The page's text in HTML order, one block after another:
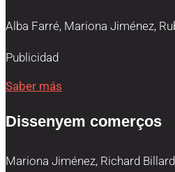
Alba Farré, Mariona Jiménez,
Publicidad
Saber más
Dissenyem comerços
Mariona Jiménez, Richard